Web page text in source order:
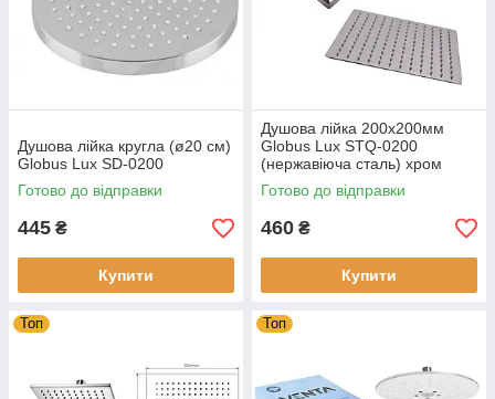
Душова лійка кругла (ø20 см)
Globus Lux SD-0200
Готово до відправки
445 ₴
Купити
Душова лійка 200х200мм
Globus Lux STQ-0200
(нержавіюча сталь) хром
Готово до відправки
460 ₴
Купити
Топ Топ